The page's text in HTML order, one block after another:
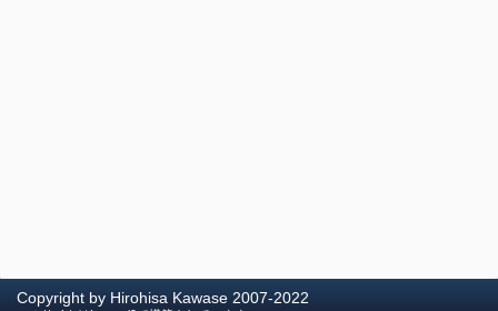
Copyright by Hirohisa Kawase 2007-2022